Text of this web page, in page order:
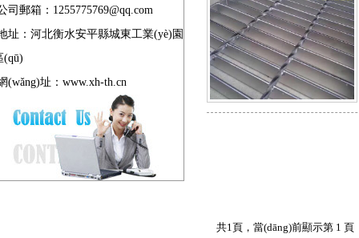
壓焊鋼格板
吊頂鋼格板
重型鋼格板
司郵箱：1255775769@qq.com
址：河北衡水安平縣城東工業(yè)園
(qū)
(wǎng)址： www.xh-th.cn
共1頁，當(dāng)前顯示第 1 頁